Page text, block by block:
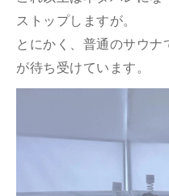
ストップしますが。
とにかく、普通のサウナ
が待ち受けています。